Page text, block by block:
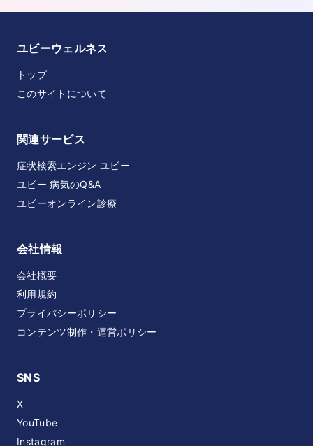
ユビーウェルネス
トップ
このサイトについて
関連サービス
症状検索エンジン ユビー
ユビー 病気のQ&A
ユビーオンライン診療
会社情報
会社概要
利用規約
プライバシーポリシー
コンテンツ制作・運営ポリシー
SNS
X
YouTube
Instagram